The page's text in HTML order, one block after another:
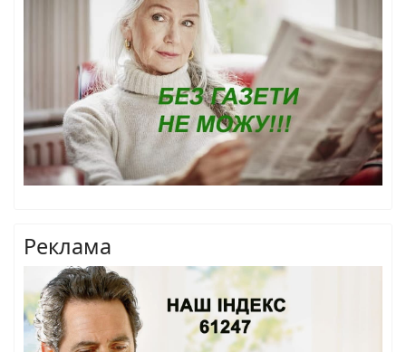
Реклама